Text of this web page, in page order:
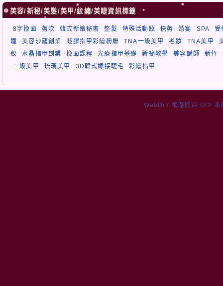
美容/新秘/美髮/美甲/紋繡/美睫資訊標籤
8字挽面 剪吹 韓式新娘秘書 整髮 特殊活動妝 快剪 婚宴 SPA
受
瞳
美容沙龍創業 凝膠指甲彩繪粉雕 TNA一級美甲 老妝 TNA美甲
妝
水晶指甲創業 挽面課程 光療指甲基礎 新祕教學 美容講師 新竹
二級美甲
琉璃美甲 3D韓式嫁接睫毛 彩繪指甲
WebDiY 網路開店 GO! 系